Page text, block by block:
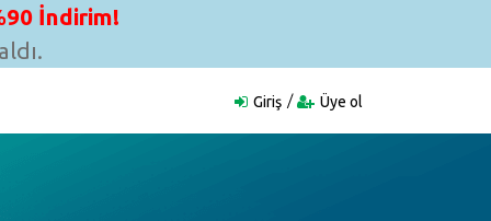
İndirim!
Giriş Üye ol